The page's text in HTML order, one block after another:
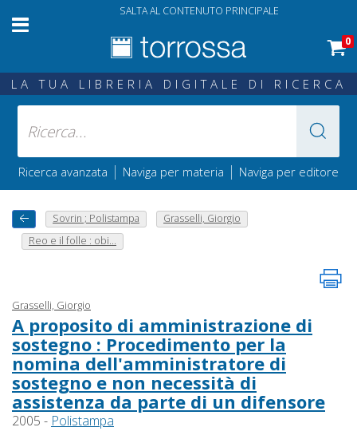
SALTA AL CONTENUTO PRINCIPALE
0
LA TUA LIBRERIA DIGITALE DI RICERCA
Ricerca avanzata | Naviga per materia | Naviga per editore
Sovrin ; Polistampa
Grasselli, Giorgio
Reo e il folle : obi...
Grasselli, Giorgio
A proposito di amministrazione di
sostegno : Procedimento per la
nomina dell'amministratore di
sostegno e non necessità di
assistenza da parte di un difensore
2005 - Polistampa